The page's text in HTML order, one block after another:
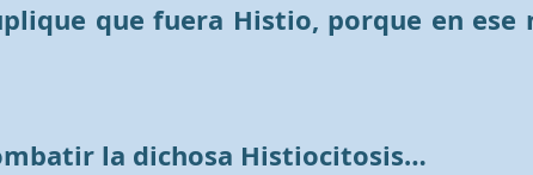
que fuera Histio, porque en ese
la dichosa Histiocitosis…